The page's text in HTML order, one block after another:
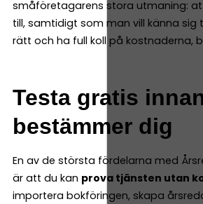
småföretagarens stora utmaning:
till, samtidigt som man vill känna
rätt och ha full koll på kostnaderna,
Testa gratis
bestämmer dig
En av de största fördelarna med
är att du kan prova tjänsten utan
importera bokföringen, skapa